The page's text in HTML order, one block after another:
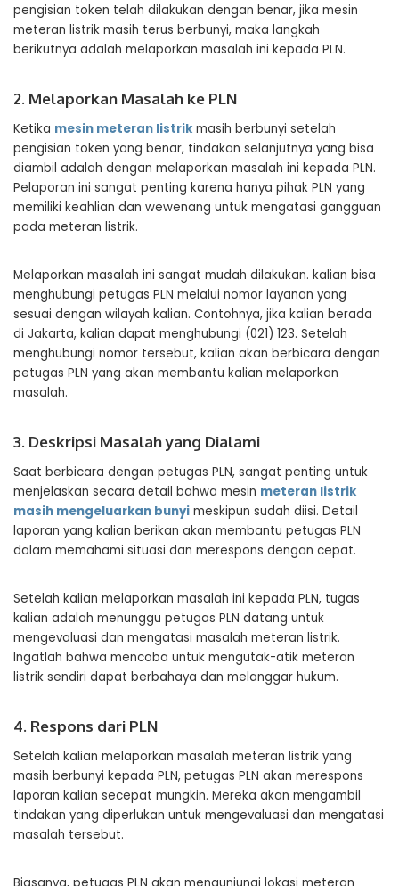
pengisian token telah dilakukan dengan benar, jika mesin
meteran listrik masih terus berbunyi, maka langkah
berikutnya adalah melaporkan masalah ini kepada PLN.
2. Melaporkan Masalah ke PLN
Ketika mesin meteran listrik masih berbunyi setelah
pengisian token yang benar, tindakan selanjutnya yang bisa
diambil adalah dengan melaporkan masalah ini kepada PLN.
Pelaporan ini sangat penting karena hanya pihak PLN yang
memiliki keahlian dan wewenang untuk mengatasi gangguan
pada meteran listrik.
Melaporkan masalah ini sangat mudah dilakukan. kalian bisa
menghubungi petugas PLN melalui nomor layanan yang
sesuai dengan wilayah kalian. Contohnya, jika kalian berada
di Jakarta, kalian dapat menghubungi (021) 123. Setelah
menghubungi nomor tersebut, kalian akan berbicara dengan
petugas PLN yang akan membantu kalian melaporkan
masalah.
3. Deskripsi Masalah yang Dialami
Saat berbicara dengan petugas PLN, sangat penting untuk
menjelaskan secara detail bahwa mesin meteran listrik
masih mengeluarkan bunyi meskipun sudah diisi. Detail
laporan yang kalian berikan akan membantu petugas PLN
dalam memahami situasi dan merespons dengan cepat.
Setelah kalian melaporkan masalah ini kepada PLN, tugas
kalian adalah menunggu petugas PLN datang untuk
mengevaluasi dan mengatasi masalah meteran listrik.
Ingatlah bahwa mencoba untuk mengutak-atik meteran
listrik sendiri dapat berbahaya dan melanggar hukum.
4. Respons dari PLN
Setelah kalian melaporkan masalah meteran listrik yang
masih berbunyi kepada PLN, petugas PLN akan merespons
laporan kalian secepat mungkin. Mereka akan mengambil
tindakan yang diperlukan untuk mengevaluasi dan mengatasi
masalah tersebut.